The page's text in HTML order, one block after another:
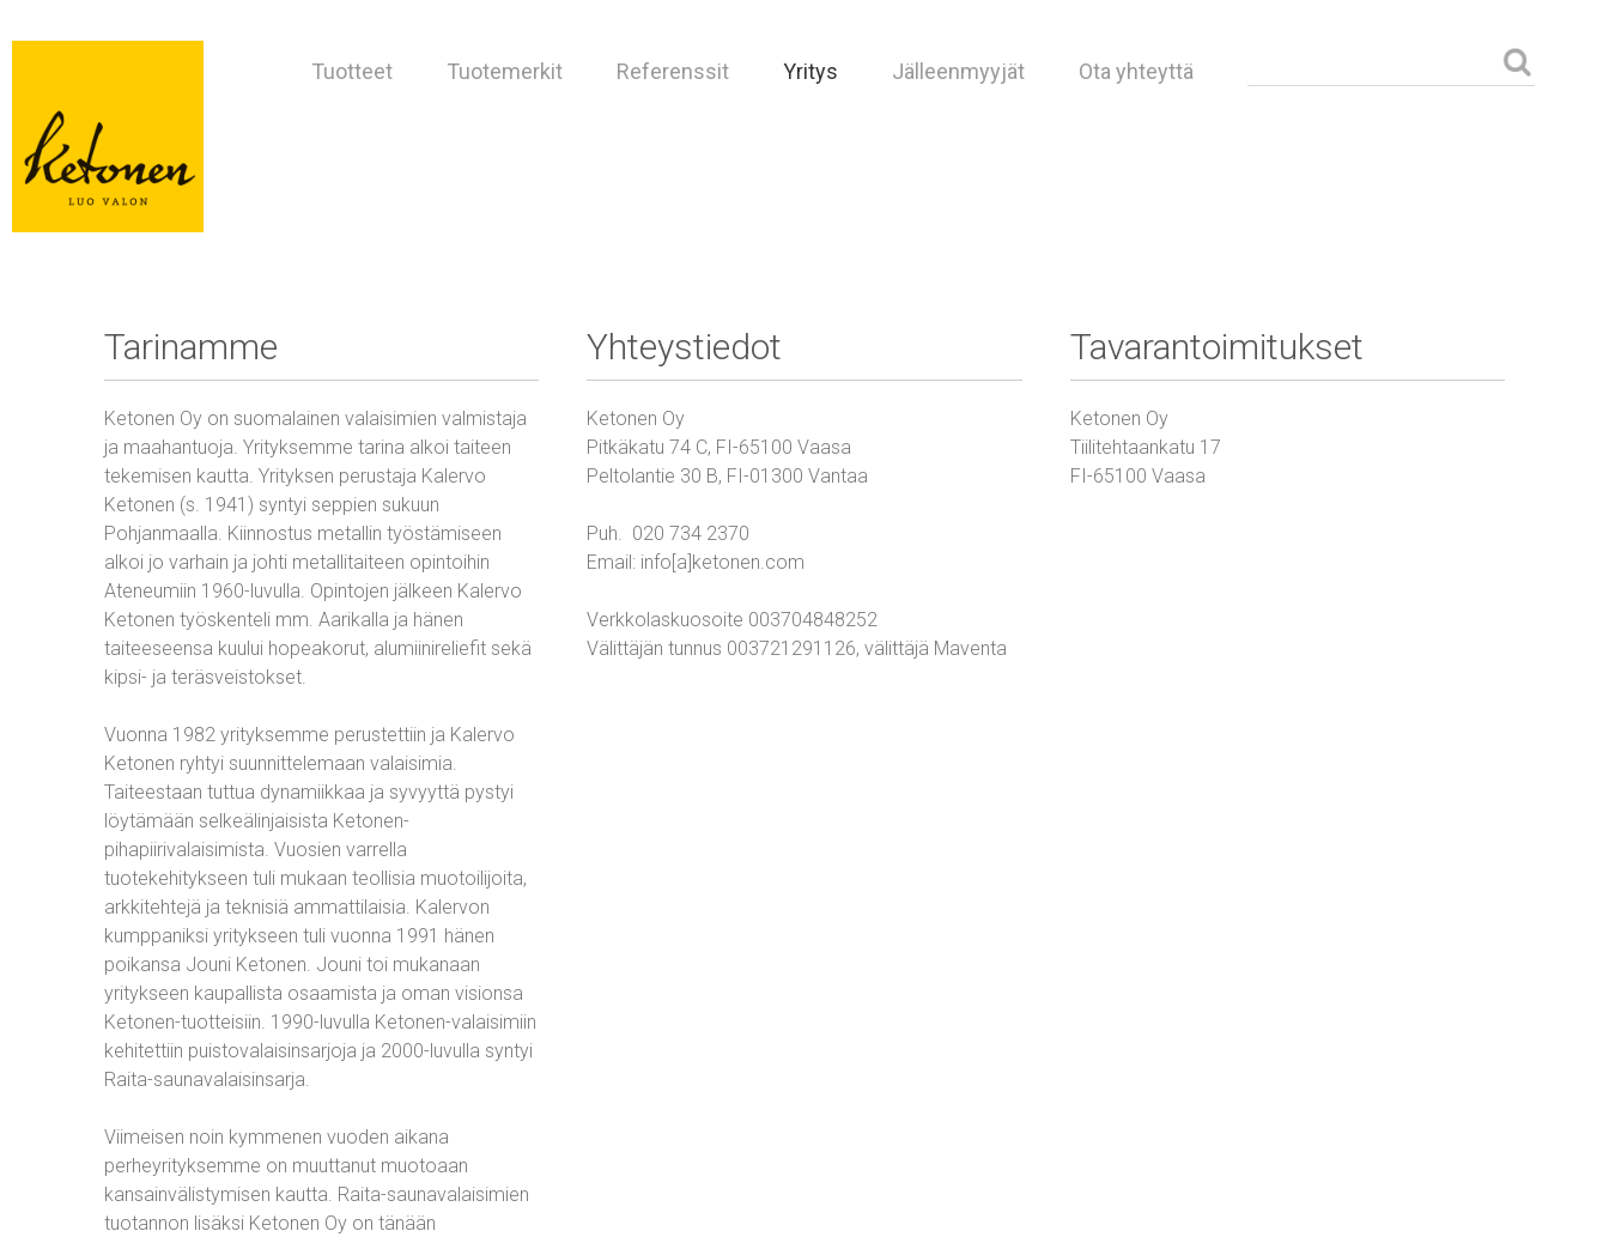
Tuotteet Tuotemerkit Referenssit Yritys Jälleenmyyjät Ota yhteyttä
Tarinamme
Ketonen Oy on suomalainen valaisimien valmistaja
ja maahantuoja. Yrityksemme tarina alkoi taiteen
tekemisen kautta. Yrityksen perustaja Kalervo
Ketonen (s. 1941) syntyi seppien sukuun
Pohjanmaalla. Kiinnostus metallin työstämiseen
alkoi jo varhain ja johti metallitaiteen opintoihin
Ateneumiin 1960-luvulla. Opintojen jälkeen Kalervo
Ketonen työskenteli mm. Aarikalla ja hänen
taiteeseensa kuului hopeakorut, alumiinireliefit sekä
kipsi- ja teräsveistokset.
Vuonna 1982 yrityksemme perustettiin ja Kalervo
Ketonen ryhtyi suunnittelemaan valaisimia.
Taiteestaan tuttua dynamiikkaa ja syvyyttä pystyi
löytämään selkeälinjaisista Ketonen-
pihapiirivalaisimista. Vuosien varrella
tuotekehitykseen tuli mukaan teollisia muotoilijoita,
arkkitehtejä ja teknisiä ammattilaisia. Kalervon
kumppaniksi yritykseen tuli vuonna 1991 hänen
poikansa Jouni Ketonen. Jouni toi mukanaan
yritykseen kaupallista osaamista ja oman visionsa
Ketonen-tuotteisiin. 1990-luvulla Ketonen-valaisimiin
kehitettiin puistovalaisinsarjoja ja 2000-luvulla syntyi
Raita-saunavalaisinsarja.
Viimeisen noin kymmenen vuoden aikana
perheyrityksemme on muuttanut muotoaan
kansainvälistymisen kautta. Raita-saunavalaisimien
tuotannon lisäksi Ketonen Oy on tänään
Yhteystiedot
Ketonen Oy
Pitkäkatu 74 C, FI-65100 Vaasa
Peltolantie 30 B, FI-01300 Vantaa
Puh. 020 734 2370
Email: info[a]ketonen.com
Verkkolaskuosoite 003704848252
Välittäjän tunnus 003721291126, välittäjä Maventa
Tavarantoimitukset
Ketonen Oy
Tiilitehtaankatu 17
FI-65100 Vaasa